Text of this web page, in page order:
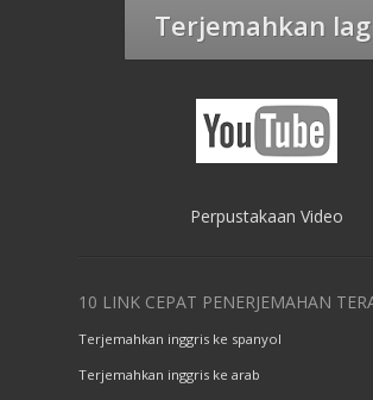
Terjemahkan
Perpustakaan Video
10 LINK CEPAT PENERJEMAHAN
Terjemahkan inggris ke spanyol
Terjemahkan inggris ke arab